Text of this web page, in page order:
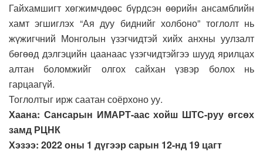
Гайхамшигт хөгжимчдөөс бүрдсэн өөрийн ансамблийн
хамт эгшиглэх “Ая дуу биднийг холбоно” тоглолт нь
жүжигчний Монголын үзэгчидтэй хийх анхны уулзалт
бөгөөд дэлгэцийн цаанаас үзэгчидтэйгээ шууд ярилцах
алтан боломжийг олгох сайхан үзвэр болох нь
гарцаагүй.
Тоглолтыг ирж саатан соёрхоно уу.
Хаана: Сансарын ИМАРТ-аас хойш ШТС-руу өгсөх
замд РЦНК
Хэзээ: 2022 оны 1 дүгээр сарын 12-нд 19 цагт